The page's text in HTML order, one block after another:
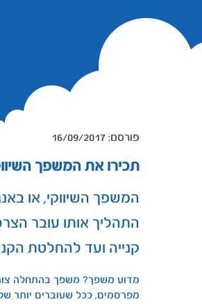
16/09/2017 :פורסם
תכירו את המשפך
התהליך אותו עובר
קנייה ועד להחלטת
מדוע משפך? משפך בהתחלה
מפרסמים, ככל שעוברים יותר